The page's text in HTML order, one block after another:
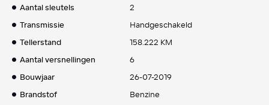
Aantal sleutels
2
Transmissie
Handgeschakeld
Tellerstand
158.222 KM
Aantal versnellingen
6
Bouwjaar
26-07-2019
Brandstof
Benzine